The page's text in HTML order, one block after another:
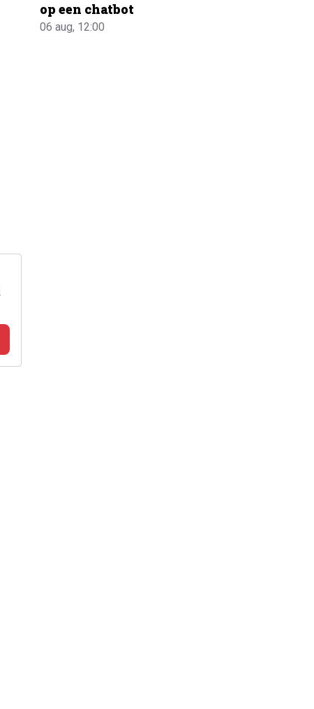
op een chatbot
06 aug, 12:00